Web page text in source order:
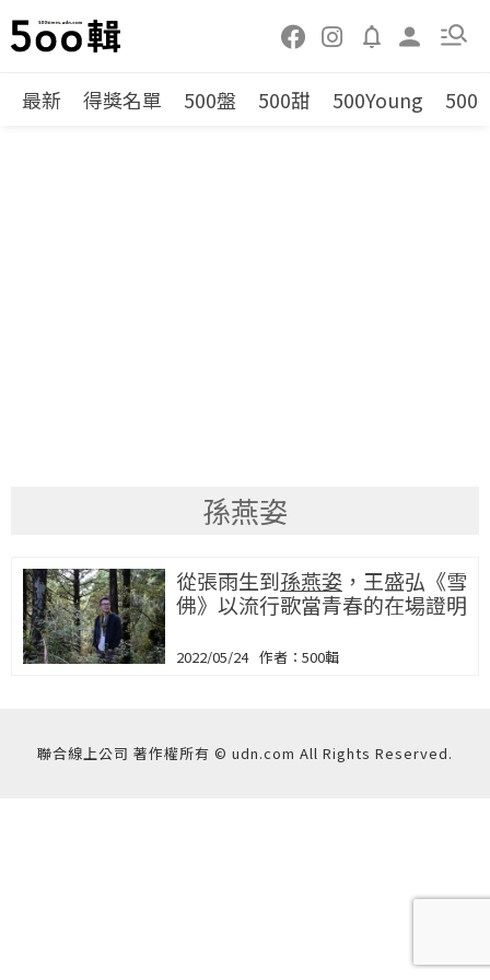
最新 得獎名單 500盤 500甜 500Young 500
孫燕姿
從張雨生到孫燕姿 ，王盛弘《雪
佛》以流行歌當青春的在場證明
2022/05/24 500輯
聯合線上公司 著作權所有 © udn.com All Rights Reserved.